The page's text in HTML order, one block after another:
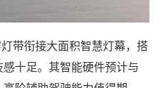
带衔接大面积智慧灯幕，搭
十足。其智能硬件预计与